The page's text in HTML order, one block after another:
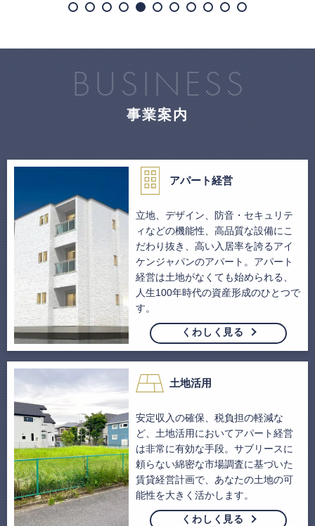
BUSINESS
事業案内
アパート経営
立地、デザイン、防音・セキュリテ
ィなどの機能性、高品質な設備にこ
だわり抜き、高い入居率を誇るアイ
ケンジャパンのアパート。アパート
経営は土地がなくても始められる、
人生100年時代の資産形成のひとつで
す。
くわしく見る
土地活用
安定収入の確保、税負担の軽減な
ど、土地活用においてアパート経営
は非常に有効な手段。サブリースに
頼らない綿密な市場調査に基づいた
賃貸経営計画で、あなたの土地の可
能性を大きく活かします。
くわしく見る